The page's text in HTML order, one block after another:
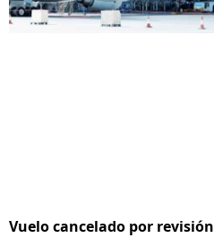
Vuelo cancelado por revisión